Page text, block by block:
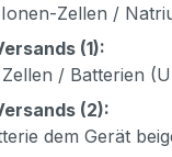
Zellen /
(1):
/ Batterien
(2):
dem Gerät